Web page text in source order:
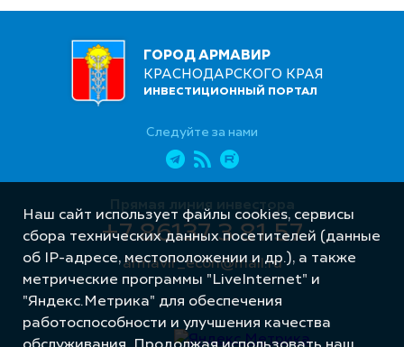
ГОРОД АРМАВИР
КРАСНОДАРСКОГО КРАЯ
ИНВЕСТИЦИОННЫЙ ПОРТАЛ
Следуйте за нами
Прямая линия инвестора
+7 86137 3 81 57
armavir_econ@mail.ru
Наш сайт использует файлы cookies, сервисы
сбора технических данных посетителей (данные
об IP-адресе, местоположении и др.), а также
метрические программы "LiveInternet" и
"Яндекс.Метрика" для обеспечения
работоспособности и улучшения качества